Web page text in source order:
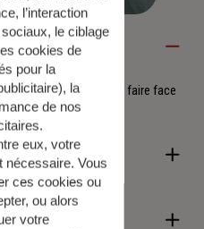
durables pour faire face
d'allier performance
vision est au cœur des
l’interaction
le ciblage
cookies de
pour la
), la
de nos
eux, votre
nécessaire. Vous
ces cookies ou
ou alors
votre